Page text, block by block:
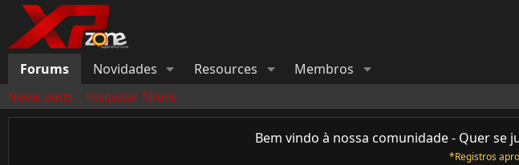
Forums Novidades Resources Membros
Novos posts Pesquisar fóruns
Bem vindo à nossa comunidade - Quer se
*Registros